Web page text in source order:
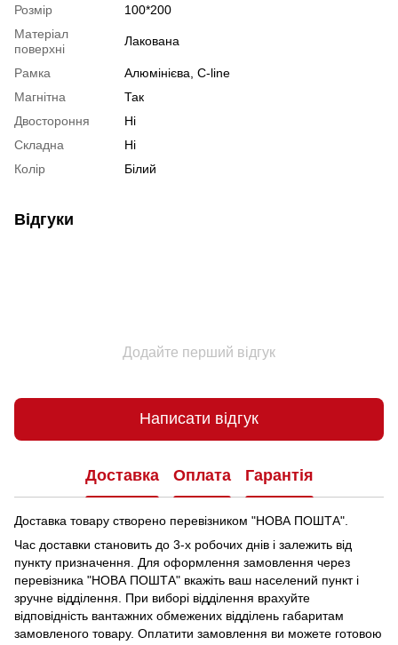
Розмір
100*200
Матеріал
поверхні
Лакована
Рамка
Алюмінієва, C-line
Магнітна
Так
Двостороння
Ні
Складна
Ні
Колір
Білий
Відгуки
Додайте перший відгук
Написати відгук
Доставка Оплата Гарантія
Доставка товару створено перевізником "НОВА ПОШТА".
Час доставки становить до 3-х робочих днів і залежить від
пункту призначення. Для оформлення замовлення через
перевізника "НОВА ПОШТА" вкажіть ваш населений пункт і
зручне відділення.
При виборі відділення врахуйте
відповідність вантажних обмежених відділень габаритам
замовленого товару. Оплатити замовлення ви можете готовою